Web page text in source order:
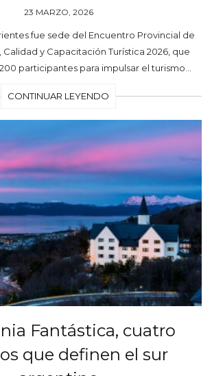
23 MARZO, 2026
fue sede del Encuentro Provincial de
y Capacitación Turística 2026, que
participantes para impulsar el turismo…
CONTINUAR LEYENDO
Fantástica, cuatro
que definen el sur